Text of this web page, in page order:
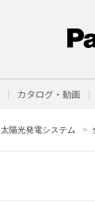
カタログ・動画
太陽光発電システム